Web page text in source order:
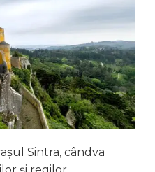
Sintra, cândva